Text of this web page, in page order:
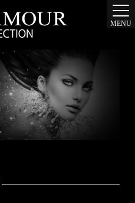
MENU